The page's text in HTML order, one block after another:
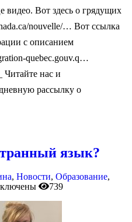
видео. Вот здесь о грядущих
nouvelle/… Вот ссылка
с описанием
quebec.gouv.q…
Читайте нас и
рассылку о
язык?
, Новости, Образование,
739